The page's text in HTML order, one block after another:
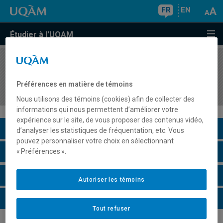
FR EN
Étudier à l'UQAM
COURS//
juridiques de la mondialisation
Description du cours
Horaire - Été 2026
Horaire - Automne 2026
Horaire - Hiver 2027
Préférences en matière de témoins
Nous utilisons des témoins (cookies) afin de collecter des
informations qui nous permettent d’améliorer votre
expérience sur le site, de vous proposer des contenus vidéo,
d’analyser les statistiques de fréquentation, etc. Vous
pouvez personnaliser votre choix en sélectionnant
« Préférences ».
Tout refuser
Autoriser les témoins